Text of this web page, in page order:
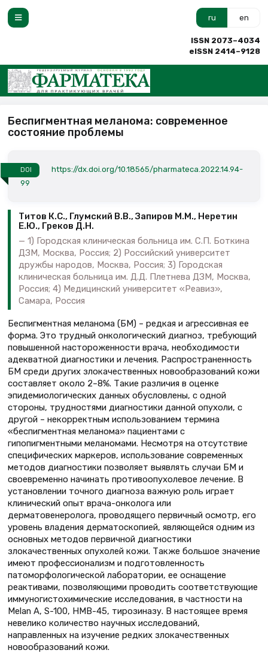
ru en
ISSN 2073–4034
eISSN 2414–9128
Беспигментная меланома: современное
состояние проблемы
DOI
https://dx.doi.org/10.18565/pharmateca.2022.14.94-
99
Титов К.С., Глумский В.В., Запиров М.М., Неретин
Е.Ю., Греков Д.Н.
1) Городская клиническая больница им. С.П. Боткина
ДЗМ, Москва, Россия; 2) Российский университет
дружбы народов, Москва, Россия; 3) Городская
клиническая больница им. Д.Д. Плетнева ДЗМ, Москва,
Россия; 4) Медицинский университет «Реавиз»,
Самара, Россия
Беспигментная меланома (БМ) – редкая и агрессивная ее
форма. Это трудный онкологический диагноз, требующий
повышенной настороженности врача, необходимости
адекватной диагностики и лечения. Распространенность
БМ среди других злокачественных новообразований кожи
составляет около 2–8%. Такие различия в оценке
эпидемиологических данных обусловлены, с одной
стороны, трудностями диагностики данной опухоли, с
другой – некорректным использованием термина
«беспигментная меланома» пациентами с
гипопигментными меланомами. Несмотря на отсутствие
специфических маркеров, использование современных
методов диагностики позволяет выявлять случаи БМ и
своевременно начинать противоопухолевое лечение. В
установлении точного диагноза важную роль играет
клинический опыт врача-онколога или
дерматовенеролога, проводящего первичный осмотр, его
уровень владения дерматоскопией, являющейся одним из
основных методов первичной диагностики
злокачественных опухолей кожи. Также большое значение
имеют профессионализм и подготовленность
патоморфологической лаборатории, ее оснащение
реактивами, позволяющими проводить соответствующие
иммуногистохимические исследования, в частности на
Меlan A, S-100, HMB-45, тирозиназу. В настоящее время
невелико количество научных исследований,
направленных на изучение редких злокачественных
новообразований кожи.